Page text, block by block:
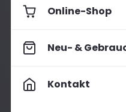
Online-Shop
Neu- &
Kontakt